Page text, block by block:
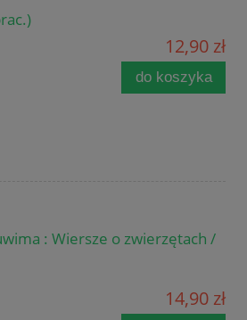
12,90 zł
do koszyka
: Wiersze o zwierzętach /
14,90 zł